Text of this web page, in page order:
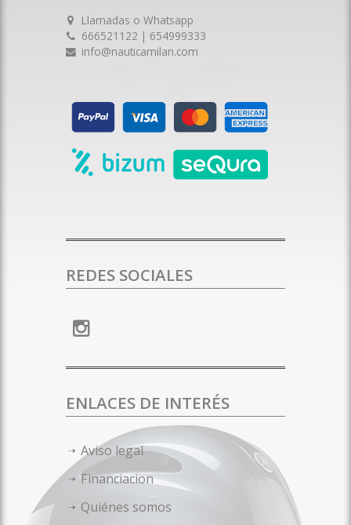
Llamadas o Whatsapp
666521122 | 654999333
info@nauticamilan.com
REDES SOCIALES
ENLACES DE INTERÉS
Aviso legal
Financiacion
Quiénes somos